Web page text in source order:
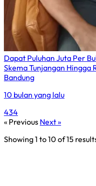
Dapat Puluhan Juta Per
Skema Tunjangan Hingga
Bandung
10 bulan yang lalu
434
« Previous Next »
Showing1 to10 of15